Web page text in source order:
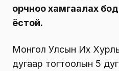
орчноо хамгаалах
ёстой.
Монгол Улсын Их
дугаар тогтоолын 5